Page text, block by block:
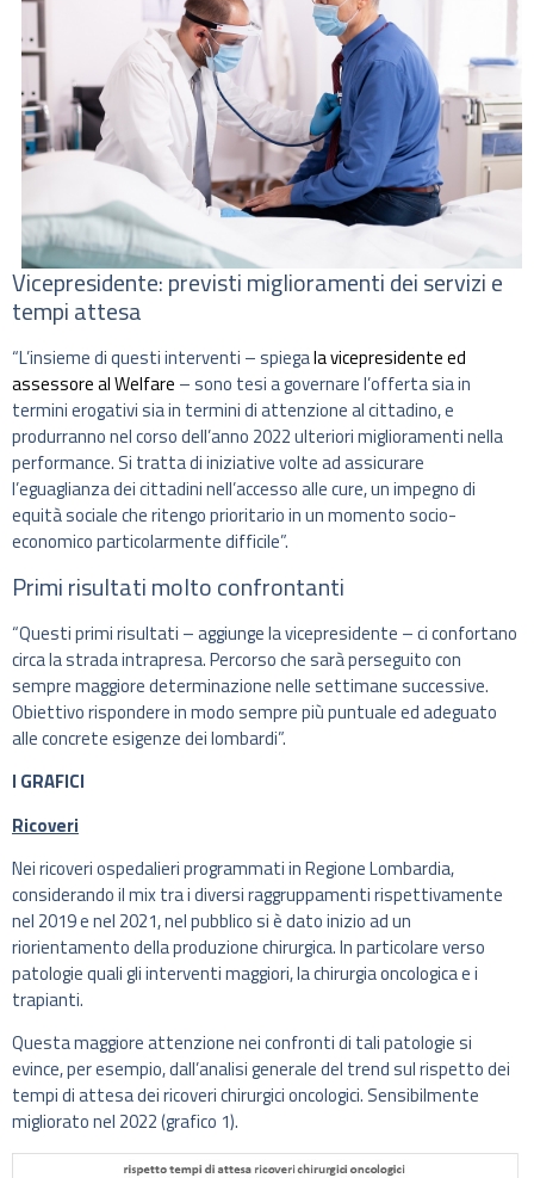
Vicepresidente: previsti miglioramenti dei servizi e
tempi attesa
“L’insieme di questi interventi – spiegala vicepresidente ed
assessore al Welfare – sono tesi a governare l’offerta sia in
termini erogativi sia in termini di attenzione al cittadino, e
produrranno nel corso dell’anno 2022 ulteriori miglioramenti nella
performance. Si tratta di iniziative volte ad assicurare
l’eguaglianza dei cittadini nell’accesso alle cure, un impegno di
equità sociale che ritengo prioritario in un momento socio-
economico particolarmente difficile”.
Primi risultati molto confrontanti
“Questi primi risultati – aggiunge la vicepresidente – ci confortano
circa la strada intrapresa. Percorso che sarà perseguito con
sempre maggiore determinazione nelle settimane successive.
Obiettivo rispondere in modo sempre più puntuale ed adeguato
alle concrete esigenze dei lombardi”.
I GRAFICI
Ricoveri
Nei ricoveri ospedalieri programmati in Regione Lombardia,
considerando il mix tra i diversi raggruppamenti rispettivamente
nel 2019 e nel 2021, nel pubblico si è dato inizio ad un
riorientamento della produzione chirurgica. In particolare verso
patologie quali gli interventi maggiori, la chirurgia oncologica e i
trapianti.
Questa maggiore attenzione nei confronti di tali patologie si
evince, per esempio, dall’analisi generale del trend sul rispetto dei
tempi di attesa dei ricoveri chirurgici oncologici. Sensibilmente
migliorato nel 2022 (grafico 1).